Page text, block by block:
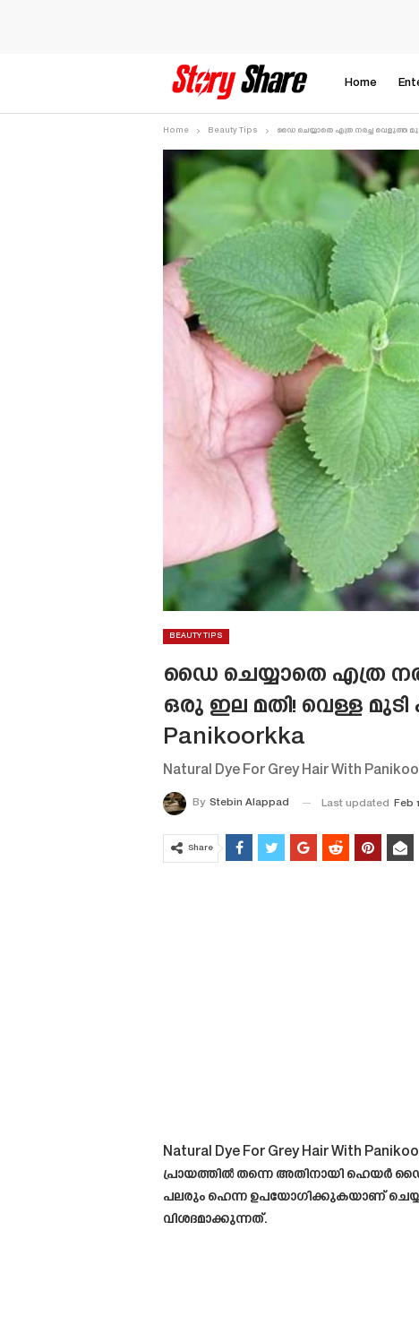
Home
Home Beauty Tips ഡൈ ചെയ്യാതെ എത്ര നരച്ച വെളുത്ത
BEAUTY TIPS
ഡൈ ചെയ്യാതെ എത്ര
ഒരു ഇല മതി! വെള്ള മുടി
Panikoorkka
Natural Dye For Grey Hair With
By Stebin Alappad Last updated Feb
Share
Natural Dye For Grey Hair With
പ്രായത്തിൽ തന്നെ അതിനായി ഹെയർ
പലരും ഹെന്ന ഉപയോഗിക്കുകയാണ്
വിശദമാക്കുന്നത്.